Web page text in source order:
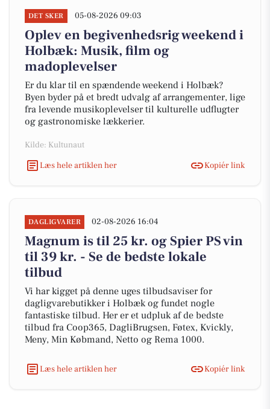
DET SKER 05-08-2026 09:03
Oplev en begivenhedsrig weekend i
Holbæk: Musik, film og
madoplevelser
Er du klar til en spændende weekend i Holbæk?
Byen byder på et bredt udvalg af arrangementer, lige
fra levende musikoplevelser til kulturelle udflugter
og gastronomiske lækkerier.
Kilde: Kultunaut
Læs hele artiklen her
Kopiér link
DAGLIGVARER 02-08-2026 16:04
Magnum is til 25 kr. og Spier PS vin
til 39 kr. - Se de bedste lokale
tilbud
Vi har kigget på denne uges tilbudsaviser for
dagligvarebutikker i Holbæk og fundet nogle
fantastiske tilbud. Her er et udpluk af de bedste
tilbud fra Coop365, DagliBrugsen, Føtex, Kvickly,
Meny, Min Købmand, Netto og Rema 1000.
Læs hele artiklen her Kopiér link